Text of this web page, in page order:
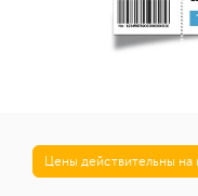
Цены действительны на